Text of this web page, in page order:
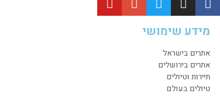
מידע שימושי
אתרים בישראל
אתרים בירושלים
תיירות וטיולים
טיולים בעולם